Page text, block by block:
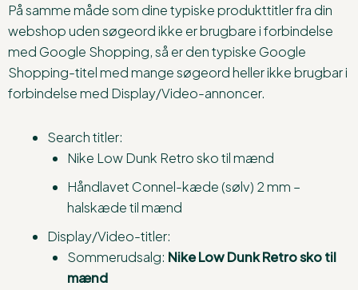
På samme måde som dine typiske produkttitler fra din
webshop uden søgeord ikke er brugbare i forbindelse
med Google Shopping, så er den typiske Google
Shopping-titel med mange søgeord heller ikke brugbar i
forbindelse med Display/Video-annoncer.
Search titler:
Nike Low Dunk Retro sko til mænd
Håndlavet Connel-kæde (sølv) 2 mm –
halskæde til mænd
Display/Video-titler:
Sommerudsalg: Nike Low Dunk Retro sko til
mænd